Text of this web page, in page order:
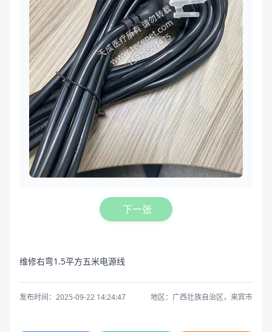
下一张
维修右弯1.5平方五米电源线
发布时间：2025-09-22 14:24:47 地区：广西壮族自治区，来宾市